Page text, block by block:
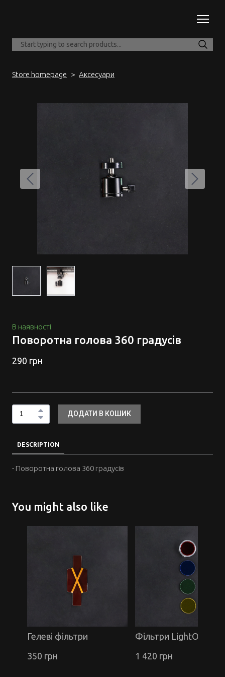
Store homepage Аксесуари
В наявності
Поворотна голова 360 градусів
290 грн
ДОДАТИ В КОШИК
DESCRIPTION
- Поворотна голова 360 градусів
You might also like
Гелеві фільтри
350 грн
Фільтри LightOn
1 420 грн